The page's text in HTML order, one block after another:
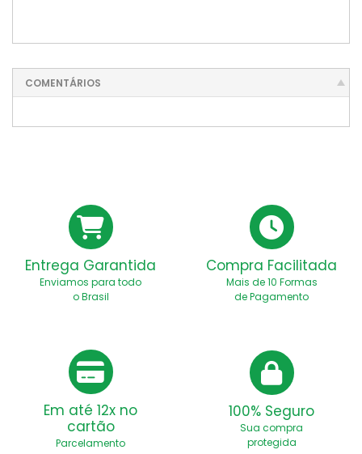
COMENTÁRIOS
Entrega Garantida
Enviamos para todo
o Brasil
Compra Facilitada
Mais de 10 Formas
de Pagamento
Em até 12x no
cartão
Parcelamento
100% Seguro
Sua compra
protegida